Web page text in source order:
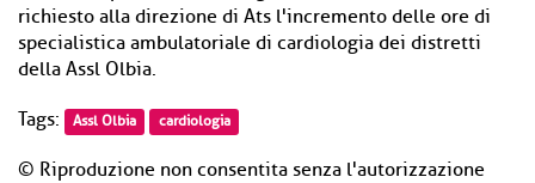
richiesto alla direzione di Ats l'incremento delle ore di
specialistica ambulatoriale di cardiologia dei distretti
della Assl Olbia.
Tags: Assl Olbia cardiologia
© Riproduzione non consentita senza l'autorizzazione